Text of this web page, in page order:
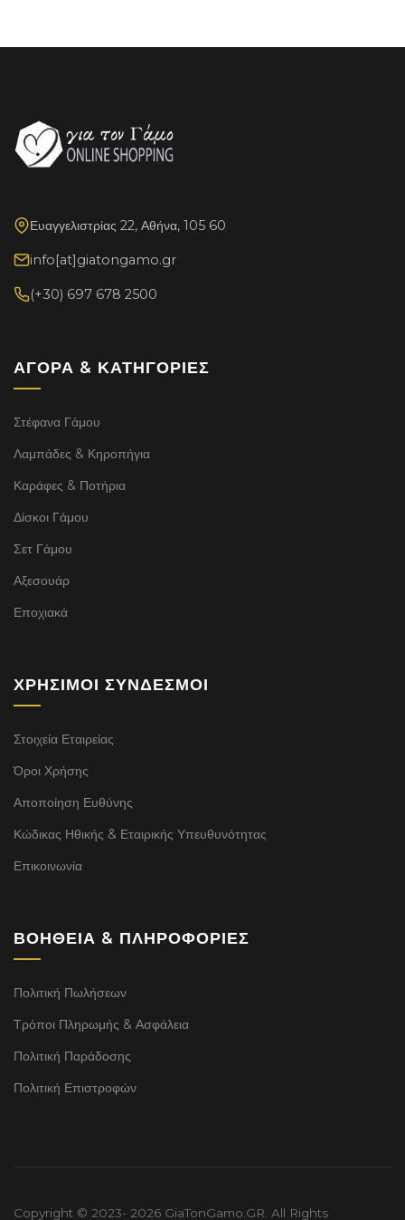
Ευαγγελιστρίας 22, Αθήνα, 105 60
info[at]giatongamo.gr
(+30) 697 678 2500
ΑΓΟΡΆ & ΚΑΤΗΓΟΡΊΕΣ
Στέφανα Γάμου
Λαμπάδες & Κηροπήγια
Καράφες & Ποτήρια
Δίσκοι Γάμου
Σετ Γάμου
Αξεσουάρ
Εποχιακά
ΧΡΉΣΙΜΟΙ ΣΎΝΔΕΣΜΟΙ
Στοιχεία Εταιρείας
Όροι Χρήσης
Αποποίηση Ευθύνης
Κώδικας Ηθικής & Εταιρικής Υπευθυνότητας
Επικοινωνία
ΒΟΉΘΕΙΑ & ΠΛΗΡΟΦΟΡΊΕΣ
Πολιτική Πωλήσεων
Τρόποι Πληρωμής & Ασφάλεια
Πολιτική Παράδοσης
Πολιτική Επιστροφών
Copyright © 2023- 2026 GiaTonGamo.GR. All Rights